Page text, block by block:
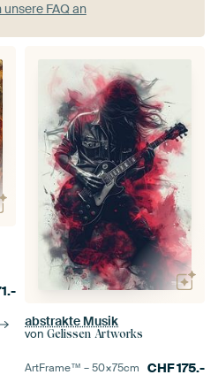
FAQ an
abstrakte Musik
von Gelissen Artworks
ArtFrame™ –50×75cm CHF175.-